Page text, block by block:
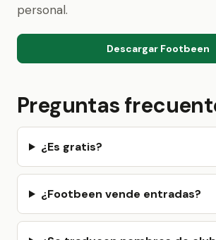
personal.
Descargar Footbeen
Preguntas
¿Es gratis?
¿Footbeen vende entradas?